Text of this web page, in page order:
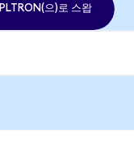
으)로 스왑